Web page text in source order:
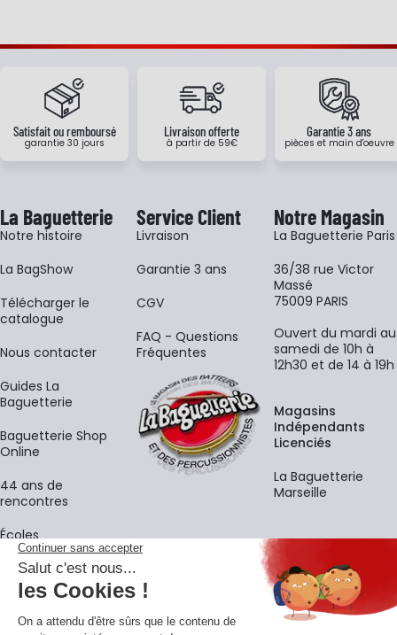
Satisfait ou remboursé
garantie 30 jours
Livraison offerte
à partir de 59€
Garantie 3 ans
pièces et main d'oeuvre
La Baguetterie
Notre histoire
La BagShow
​Télécharger le
catalogue
Nous contacter
Guides La
Baguetterie
Baguetterie Shop
Online
44 ans de
rencontres
Écoles
Service Client
Livraison
Garantie 3 ans
CGV
FAQ - Questions
Fréquentes
Notre Magasin
La Baguetterie Paris
36/38 rue Victor
Massé
75009 PARIS
Ouvert du mardi au
samedi de 10h à
12h30 et de 14 à 19h
Magasins
Indépendants
Licenciés
La Baguetterie
Marseille
La newsletter
Adresse e-mail
En vous inscrivant à notre newsletter, vous acceptez notre